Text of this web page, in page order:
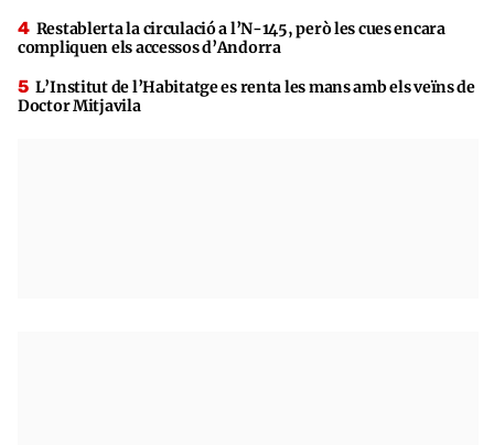
Restablerta la circulació a l’N-145, però les cues encara
compliquen els accessos d’Andorra
L’Institut de l’Habitatge es renta les mans amb els veïns de
Doctor Mitjavila